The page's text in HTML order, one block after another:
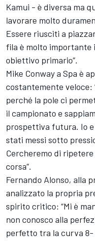
Kamui - è diversa ma
lavorare molto
Essere riusciti a
fila è molto importante
obiettivo primario”.
Mike Conway a Spa è
costantemente
perché la pole ci
il campionato e
prospettiva futura. Io e
stati messi sotto
Cercheremo di
corsa”.
Fernando Alonso, alla
analizzato la propria
spirito critico: “Mi è
non conosco alla
perfetto tra la curva 8-